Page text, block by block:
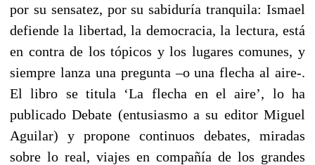
por su sensatez, por su sabiduría tranquila: Ismael
defiende la libertad, la democracia, la lectura, está
en contra de los tópicos y los lugares comunes, y
siempre lanza una pregunta –o una flecha al aire-.
El libro se titula ‘La flecha en el aire’, lo ha
publicado Debate (entusiasmo a su editor Miguel
Aguilar) y propone continuos debates, miradas
sobre lo real, viajes en compañía de los grandes